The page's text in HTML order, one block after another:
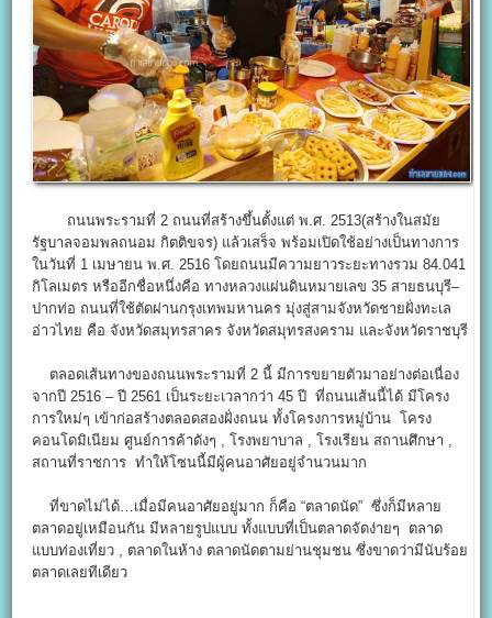
ถนนพระรามที่ 2 ถนนที่สร้างขึ้นตั้งแต่ พ.ศ. 2513(สร้างในสมัย
รัฐบาลจอมพลถนอม กิตติขจร) แล้วเสร็จ พร้อมเปิดใช้อย่างเป็นทางการ
ในวันที่ 1 เมษายน พ.ศ. 2516 โดยถนนมีความยาวระยะทางรวม 84.041
กิโลเมตร หรืออีกชื่อหนึ่งคือ ทางหลวงแผ่นดินหมายเลข 35 สายธนบุรี–
ปากท่อ ถนนที่ใช้ตัดผ่านกรุงเทพมหานคร มุ่งสู่สามจังหวัดชายฝั่งทะเล
อ่าวไทย คือ จังหวัดสมุทรสาคร จังหวัดสมุทรสงคราม และจังหวัดราชบุรี
ตลอดเส้นทางของถนนพระรามที่ 2 นี้ มีการขยายตัวมาอย่างต่อเนื่อง
จากปี 2516 – ปี 2561 เป็นระยะเวลากว่า 45 ปี ที่ถนนเส้นนี้ได้ มีโครง
การใหม่ๆ เข้าก่อสร้างตลอดสองฝั่งถนน ทั้งโครงการหมู่บ้าน โครง
คอนโดมิเนียม ศูนย์การค้าดังๆ , โรงพยาบาล , โรงเรียน สถานศึกษา ,
สถานที่ราชการ ทำให้โซนนี้มีผู้คนอาศัยอยู่จำนวนมาก
ที่ขาดไม่ได้…เมื่อมีคนอาศัยอยู่มาก ก็คือ “ตลาดนัด” ซึ่งก็มีหลาย
ตลาดอยู่เหมือนกัน มีหลายรูปแบบ ทั้งแบบที่เป็นตลาดจัดง่ายๆ ตลาด
แบบท่องเที่ยว , ตลาดในห้าง ตลาดนัดตามย่านชุมชน ซึ่งขาดว่ามีนับร้อย
ตลาดเลยทีเดียว